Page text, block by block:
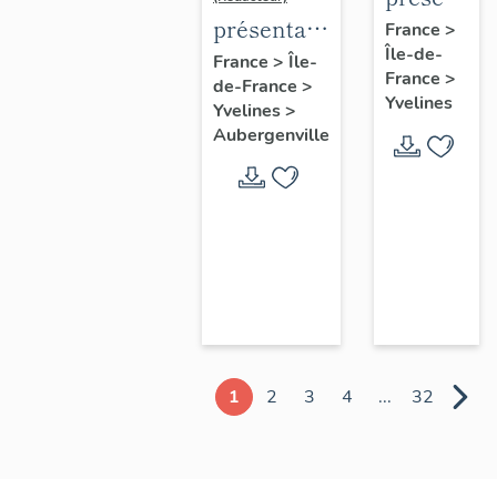
présentation
de l'étude
d'Elisabethville
France > Île-
de-France >
Yvelines>
Aubergenville
du
diagnostic
et
France >
Île-de-
France >
Yvelines
1 2 3 4 ... 32